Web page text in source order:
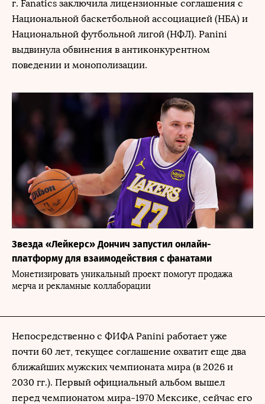
г. Fanatics заключила лицензионные соглашения с
Национальной баскетбольной ассоциацией (НБА) и
Национальной футбольной лигой (НФЛ). Panini
выдвинула обвинения в антиконкурентном
поведении и монополизации.
Звезда «Лейкерс» Дончич запустил онлайн-
платформу для взаимодействия с фанатами
Монетизировать уникальный проект помогут продажа
мерча и рекламные коллаборации
Непосредственно с ФИФА Panini работает уже
почти 60 лет, текущее соглашение охватит еще два
ближайших мужских чемпионата мира (в 2026 и
2030 гг.). Первый официальный альбом вышел
перед чемпионатом мира-1970 Мексике, сейчас его